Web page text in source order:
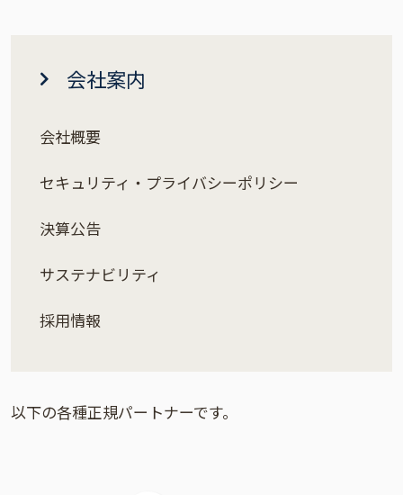
会社案内
会社概要
セキュリティ・プライバシーポリシー
決算公告
サステナビリティ
採用情報
以下の各種正規パートナーです。